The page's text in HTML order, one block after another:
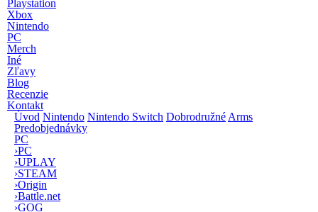
Playstation
Xbox
Nintendo
PC
Merch
Iné
Zľavy
Blog
Recenzie
Kontakt
Úvod Nintendo Nintendo Switch Dobrodružné Arms
Predobjednávky
PC
›PC
›UPLAY
›STEAM
›Origin
›Battle.net
›GOG